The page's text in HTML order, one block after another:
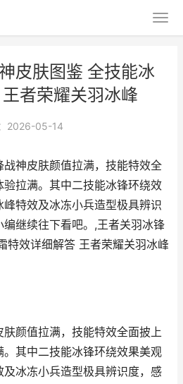
皮肤图鉴 全技能冰
者荣耀关羽冰峰
2026-05-14
神皮肤颜值拉满，技能特效全
拉满。其中二技能冰锋环绕效
特效及冰冻小兵造型极具辨识
继续往下看吧。,王者关羽冰锋
特效详细解答 王者荣耀关羽冰峰
颜值拉满，技能特效全面披上
其中二技能冰锋环绕效果美观
冰冻小兵造型极具辨识度，感